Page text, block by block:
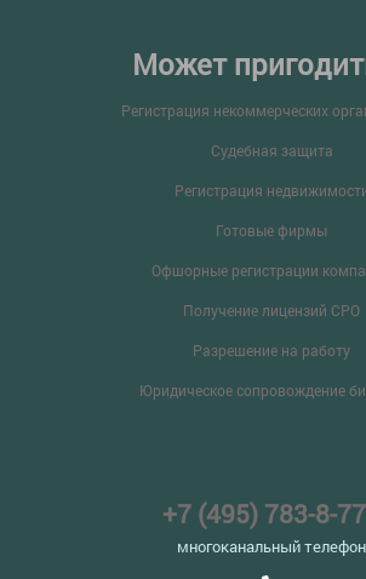
Может
Регистрация некоммерческих
Судебная защита
Регистрация
Готовые фирмы
Офшорные регистрации
Получение лицензий СРО
Разрешение на работу
Юридическое сопровождение
+7 (495) 783-8-
многоканальный телефон